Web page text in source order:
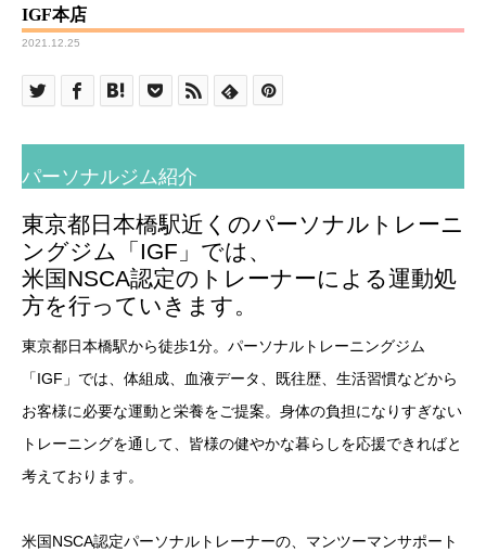
IGF本店
2021.12.25
パーソナルジム紹介
東京都日本橋駅近くのパーソナルトレーニ
ングジム「IGF」では、
米国NSCA認定のトレーナーによる運動処
方を行っていきます。
東京都日本橋駅から徒歩1分。パーソナルトレーニングジム
「IGF」では、体組成、血液データ、既往歴、生活習慣などから
お客様に必要な運動と栄養をご提案。身体の負担になりすぎない
トレーニングを通して、皆様の健やかな暮らしを応援できればと
考えております。
米国NSCA認定パーソナルトレーナーの、マンツーマンサポート